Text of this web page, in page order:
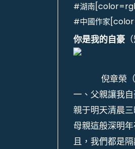
#湖南
#中國作家
你是我的自豪
倪章榮（圖
一、父親讓我
親于明天清晨
母親這般深明
且，我們都是